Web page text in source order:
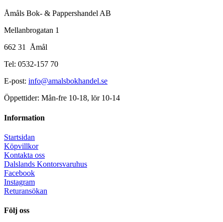
Åmåls Bok- & Pappershandel AB
Mellanbrogatan 1
662 31 Åmål
Tel: 0532-157 70
E-post: info@amalsbokhandel.se
Öppettider: Mån-fre 10-18, lör 10-14
Information
Startsidan
Köpvillkor
Kontakta oss
Dalslands Kontorsvaruhus
Facebook
Instagram
Returansökan
Följ oss